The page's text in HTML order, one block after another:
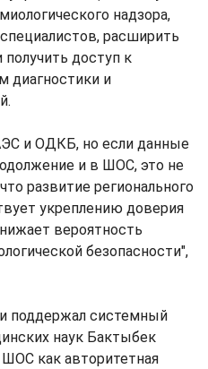
надзора,
расширить
получить доступ к
диагностики и
и ОДКБ, но если данные
и в ШОС, это не
развитие регионального
укреплению доверия
вероятность
безопасности",
поддержал системный
наук Бактыбек
как авторитетная